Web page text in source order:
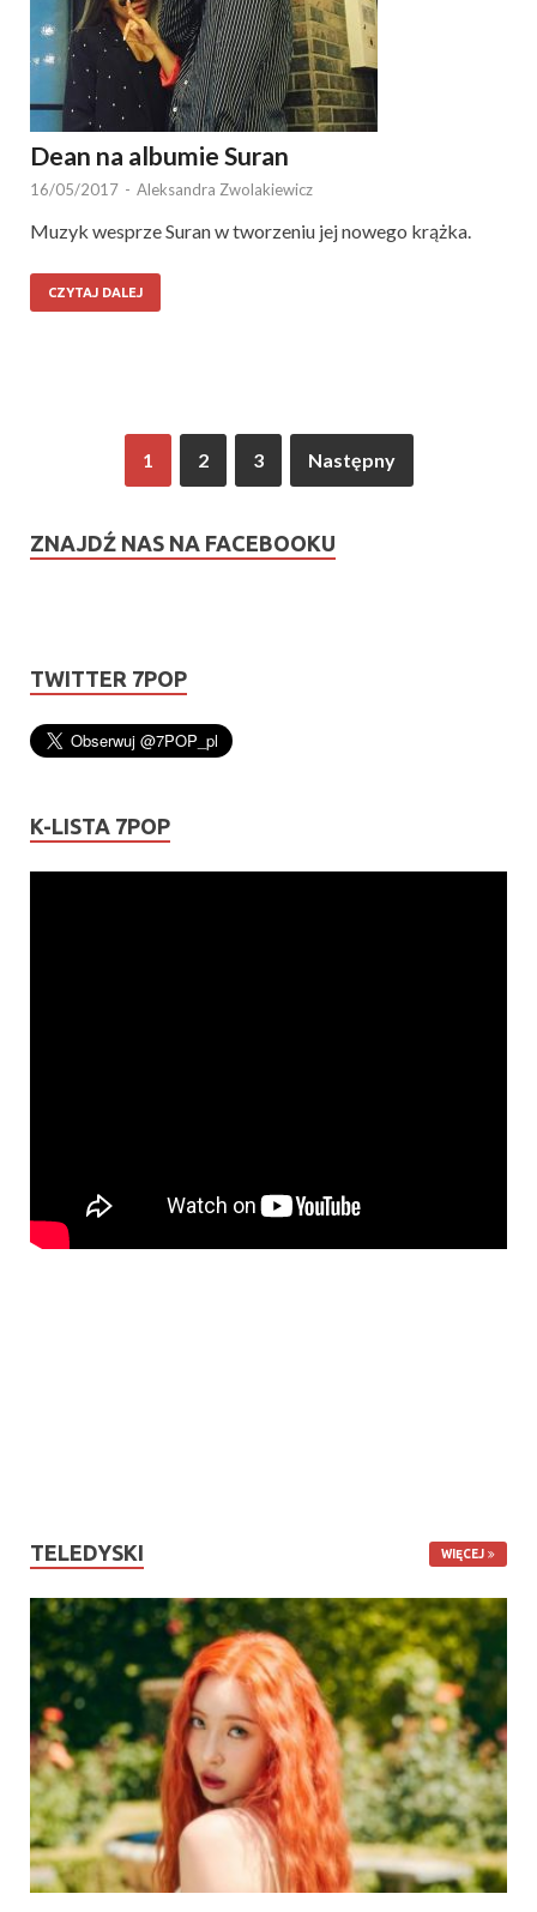
Dean na albumie Suran
16/05/2017 - Aleksandra Zwolakiewicz
Muzyk wesprze Suran w tworzeniu jej nowego krążka.
CZYTAJ DALEJ
1 2 3 Następny
ZNAJDŹ NAS NA FACEBOOKU
TWITTER 7POP
K-LISTA 7POP
TELEDYSKI WIĘCEJ